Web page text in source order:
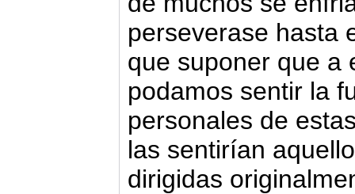
perseverase hasta
que suponer que a
podamos sentir la
personales de
las sentirían
dirigidas